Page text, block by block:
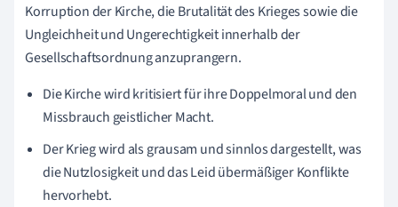
Korruption der Kirche, die Brutalität des Krieges sowie die
Ungleichheit und Ungerechtigkeit innerhalb der
Gesellschaftsordnung anzuprangern.
Die Kirche wird kritisiert für ihre Doppelmoral und den
Missbrauch geistlicher Macht.
Der Krieg wird als grausam und sinnlos dargestellt, was
die Nutzlosigkeit und das Leid übermäßiger Konflikte
hervorhebt.